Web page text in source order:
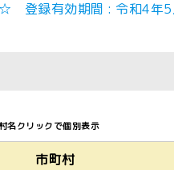
案内
る窓口一覧
☆ 登録有効期間 : 令和4年
クリックで個別表示
市町村